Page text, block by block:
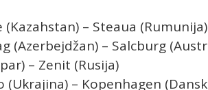
(Kazahstan) – Steaua (Rumunija)
(Azerbejdžan) – Salcburg
– Zenit (Rusija)
(Ukrajina) – Kopenhagen